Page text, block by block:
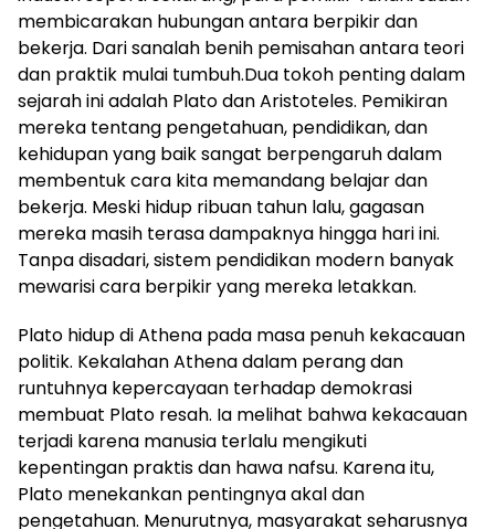
membicarakan hubungan antara berpikir dan
bekerja. Dari sanalah benih pemisahan antara teori
dan praktik mulai tumbuh.Dua tokoh penting dalam
sejarah ini adalah Plato dan Aristoteles. Pemikiran
mereka tentang pengetahuan, pendidikan, dan
kehidupan yang baik sangat berpengaruh dalam
membentuk cara kita memandang belajar dan
bekerja. Meski hidup ribuan tahun lalu, gagasan
mereka masih terasa dampaknya hingga hari ini.
Tanpa disadari, sistem pendidikan modern banyak
mewarisi cara berpikir yang mereka letakkan.
Plato hidup di Athena pada masa penuh kekacauan
politik. Kekalahan Athena dalam perang dan
runtuhnya kepercayaan terhadap demokrasi
membuat Plato resah. Ia melihat bahwa kekacauan
terjadi karena manusia terlalu mengikuti
kepentingan praktis dan hawa nafsu. Karena itu,
Plato menekankan pentingnya akal dan
pengetahuan. Menurutnya, masyarakat seharusnya